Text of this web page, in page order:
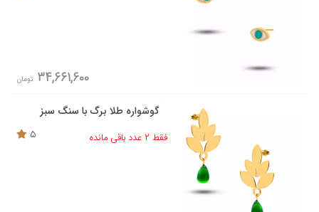
34,661,600 تومان
گوشواره طلا برگ با سنگ سبز
فقط 2 عدد باقی مانده
5